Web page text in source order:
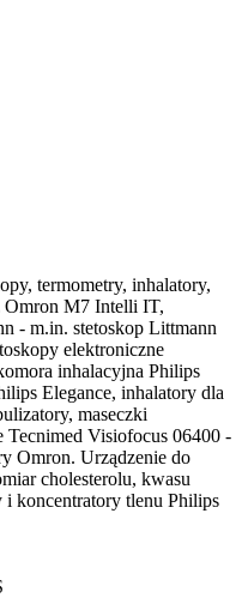
termometry, inhalatory,
Omron M7 Intelli IT,
- m.in. stetoskop Littmann
elektroniczne
inhalacyjna Philips
Elegance, inhalatory dla
maseczki
Tecnimed Visiofocus 06400 -
Omron. Urządzenie do
cholesterolu, kwasu
koncentratory tlenu Philips